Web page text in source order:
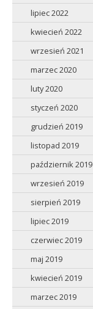
lipiec 2022
kwiecień 2022
wrzesień 2021
marzec 2020
luty 2020
styczeń 2020
grudzień 2019
listopad 2019
październik 2019
wrzesień 2019
sierpień 2019
lipiec 2019
czerwiec 2019
maj 2019
kwiecień 2019
marzec 2019